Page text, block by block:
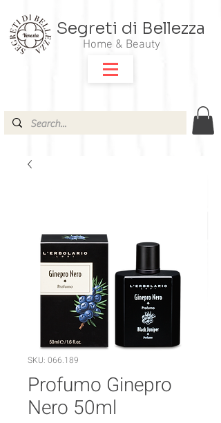
Segreti di Bellezza
Home & Beauty
SKU: 066.189
Profumo Ginepro
Nero 50ml